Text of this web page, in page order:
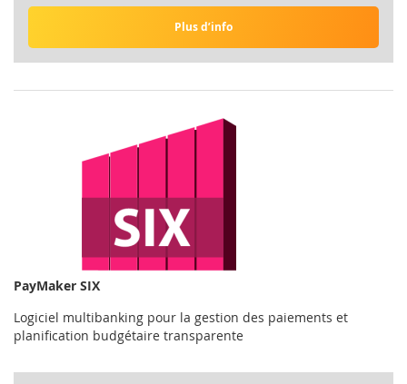
Plus d’info
PayMaker SIX
Logiciel multibanking pour la gestion des paiements et
planification budgétaire transparente